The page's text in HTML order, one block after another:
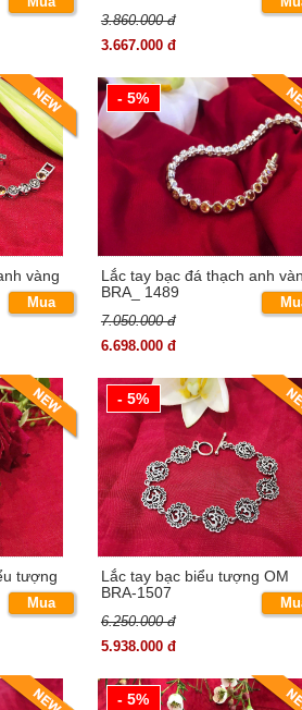
VÒNG 7 NGÀY
NẾU SHOP GIAO SAI SẢN
hài lòng với chất lượng sản phẩm
ngay
3.860.000 đ
3.667.000 đ
vàng
Mua
ngay
- 5%
Lắc tay bạc đá thạch anh
BRA_ 1489
7.050.000 đ
6.698.000 đ
tượng
Mua
ngay
- 5%
Lắc tay bạc biểu tượng OM
BRA-1507
6.250.000 đ
5.938.000 đ
- 5%